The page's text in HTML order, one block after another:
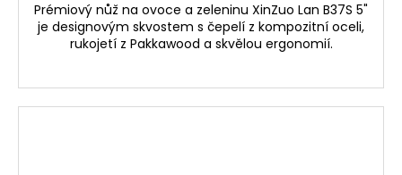
Prémiový nůž na ovoce a zeleninu XinZuo Lan B37S 5"
je designovým skvostem s čepelí z kompozitní oceli,
rukojetí z Pakkawood a skvělou ergonomií.